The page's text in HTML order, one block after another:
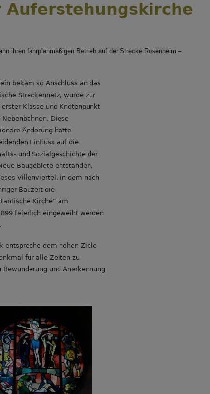
Auferstehungskirche
ihren fahrplanmäßigen Betrieb auf der Strecke Rosenheim –
bekam so Anschluss an das
Streckennetz, wurde zur
erster Klasse und Knotenpunkt
Nebenbahnen. Diese
Änderung hatte
Einfluss auf die
und Sozialgeschichte der
Baugebiete entstanden,
Villenviertel, in dem nach
Bauzeit die
Kirche“ am
feierlich eingeweiht werden
entspreche dem hohen Ziele
für alle Zeiten zu
und Anerkennung